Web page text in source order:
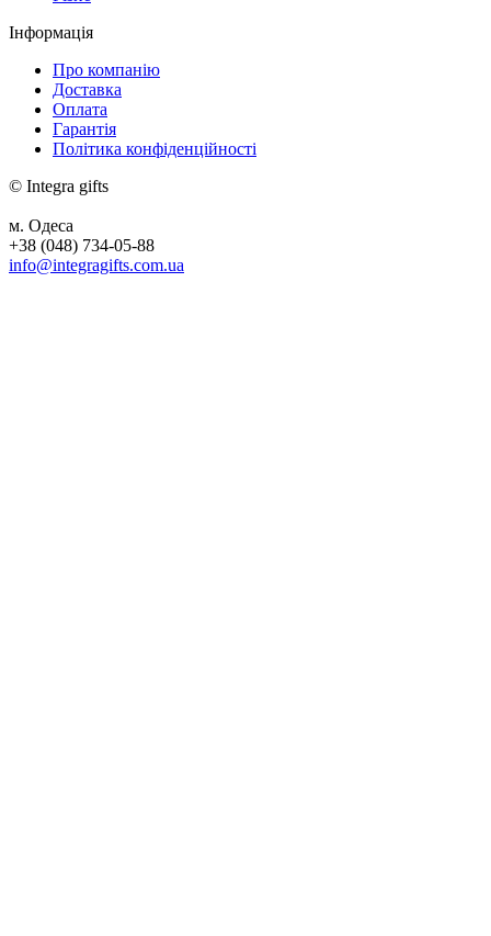
Інформація
Про компанію
Доставка
Оплата
Гарантія
Політика конфіденційності
© Integra gifts
м. Одеса
+38 (048) 734-05-88
info@integragifts.com.ua